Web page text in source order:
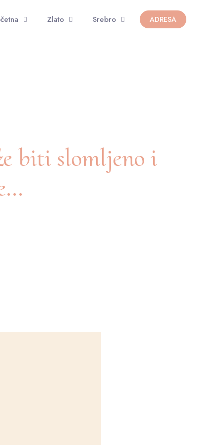
Zlato Srebro ADRESA
biti slomljeno i